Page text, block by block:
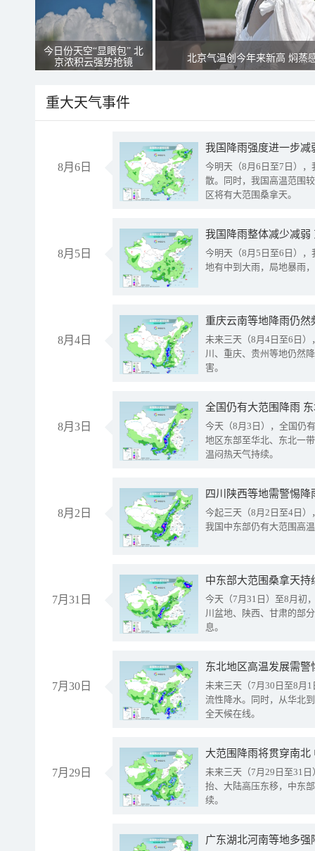
今日份天空“显眼包” 北
京浓积云强势抢镜
北京气温创今年来新高 焖蒸
重大天气事件
8月6日
今明天（8月6日至7日）
散。同时，我国高温范围
区将有大范围桑拿天。
8月5日
我国降雨整体减少减弱
今明天（8月5日至6日）
地有中到大雨，局地暴雨
8月4日
重庆云南等地降雨仍然
未来三天（8月4日至6日
川、重庆、贵州等地仍然
害。
8月3日
全国仍有大范围降雨
今天（8月3日），全国仍
地区东部至华北、东北一
温闷热天气持续。
8月2日
今起三天（8月2日至4日
我国中东部仍有大范围高
7月31日
中东部大范围桑拿天
今天（7月31日）至8月初
川盆地、陕西、甘肃的部
息。
7月30日
东北地区高温发展需
未来三天（7月30日至8月
流性降水。同时，从华北
全天候在线。
7月29日
大范围降雨将贯穿南
未来三天（7月29日至31
抬、大陆高压东移，中东
续。
广东湖北河南等地多